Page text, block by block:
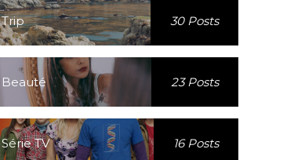
Trip 30 Posts
Beauté 23 Posts
Série TV 16 Posts